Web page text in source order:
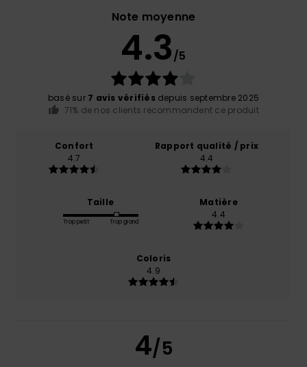
Note moyenne
4.3/5
basé sur 7 avis vérifiésdepuis septembre 2025
71% de nos clients recommandent ce produit
Confort
4.7
Rapport qualité / prix
4.4
Taille
Trop petit Trop grand
Matière
4.4
Coloris
4.9
4/5